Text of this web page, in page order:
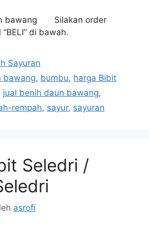
bawang Silakan order
di bawah.
Sayuran
bawang, bumbu, harga Bibit
jual benih daun bawang,
rempah, sayur, sayuran
Seledri /
asrofi